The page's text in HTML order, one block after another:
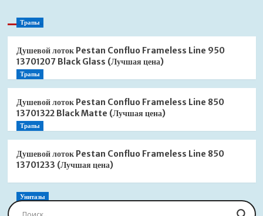
Трапы
Душевой лоток Pestan Confluo Frameless Line 950
13701207 Black Glass (Лучшая цена)
Трапы
Душевой лоток Pestan Confluo Frameless Line 850
13701322 Black Matte (Лучшая цена)
Трапы
Душевой лоток Pestan Confluo Frameless Line 850
13701233 (Лучшая цена)
Унитазы
Сиденье для унитаза Jacob Delafon Brive